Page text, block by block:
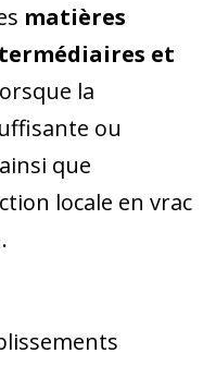
matières
et
la
ou
que
locale en vrac